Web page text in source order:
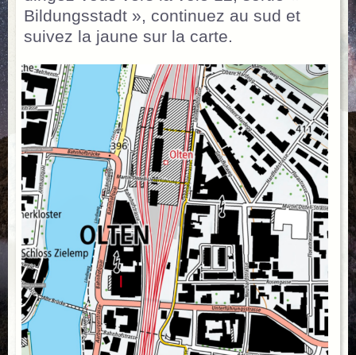
Bildungsstadt », continuez au sud et
suivez la jaune sur la carte.